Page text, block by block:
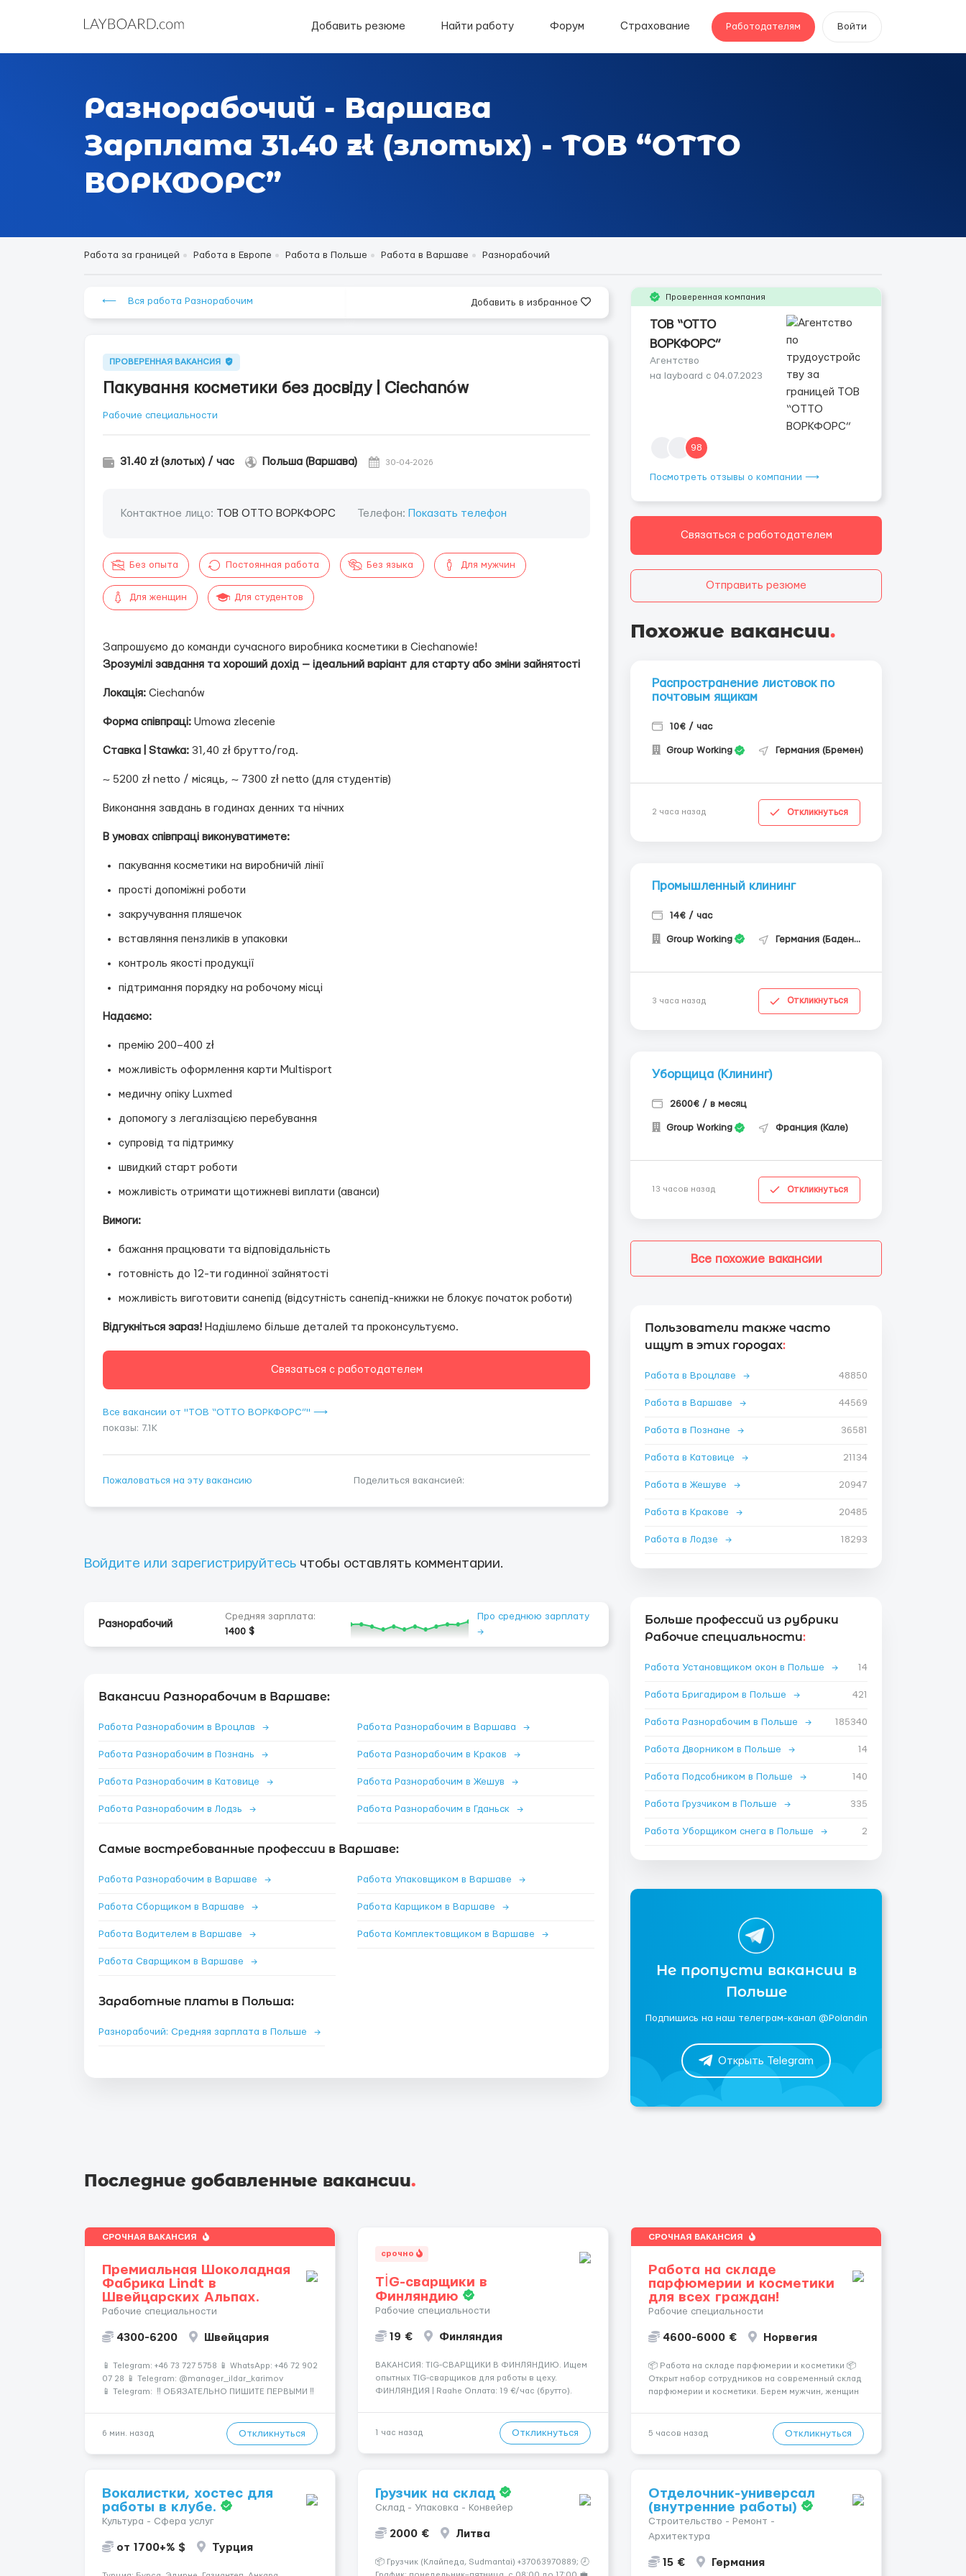
Добавить резюме Найти работу Форум Страхование Работодателям Войти
Разнорабочий - Варшава
Зарплата 31.40 zł (злотых) - ТОВ “ОТТО
ВОРКФОРС”
Работа за границей Работа в Европе Работа в Польше Работа в Варшаве Разнорабочий
⟵ Вся работа Разнорабочим Добавить в избранное
ПРОВЕРЕННАЯ ВАКАНСИЯ
Пакування косметики без досвіду | Ciechanów
Рабочие специальности
31.40 zł (злотых) / час Польша (Варшава) 30-04-2026
Контактное лицо: ТОВ ОТТО ВОРКФОРС Телефон: Показать телефон
Без опыта Постоянная работа Без языка Для мужчин
Для женщин Для студентов
Запрошуємо до команди сучасного виробника косметики в Ciechanowie!
Зрозумілі завдання та хороший дохід — ідеальний варіант для старту або зміни зайнятості
Локація: Ciechanów
Форма співпраці: Umowa zlecenie
Ставка | Stawka: 31,40 zł брутто/год.
~ 5200 zł netto / місяць, ~ 7300 zł netto (для студентів)
Виконання завдань в годинах денних та нічних
В умовах співпраці виконуватимете:
пакування косметики на виробничій лінії
прості допоміжні роботи
закручування пляшечок
вставляння пензликів в упаковки
контроль якості продукції
підтримання порядку на робочому місці
Надаємо:
премію 200–400 zł
можливість оформлення карти Multisport
медичну опіку Luxmed
допомогу з легалізацією перебування
супровід та підтримку
швидкий старт роботи
можливість отримати щотижневі виплати (аванси)
Вимоги:
бажання працювати та відповідальність
готовність до 12-ти годинної зайнятості
можливість виготовити санепід (відсутність санепід-книжки не блокує початок роботи)
Відгукніться зараз! Надішлемо більше деталей та проконсультуємо.
Связаться с работодателем
Все вакансии от "ТОВ “ОТТО ВОРКФОРС”" ⟶
показы: 7.1K
Пожаловаться на эту вакансию Поделиться вакансией:
Войдите или зарегистрируйтесь чтобы оставлять комментарии.
Разнорабочий
Средняя зарплата:
1400 $
Про среднюю зарплату
→
Вакансии Разнорабочим в Варшаве:
Работа Разнорабочим в Вроцлав → Работа Разнорабочим в Варшава →
Работа Разнорабочим в Познань → Работа Разнорабочим в Краков →
Работа Разнорабочим в Катовице → Работа Разнорабочим в Жешув →
Работа Разнорабочим в Лодзь → Работа Разнорабочим в Гданьск →
Самые востребованные профессии в Варшаве:
Работа Разнорабочим в Варшаве → Работа Упаковщиком в Варшаве →
Работа Сборщиком в Варшаве → Работа Карщиком в Варшаве →
Работа Водителем в Варшаве → Работа Комплектовщиком в Варшаве →
Работа Сварщиком в Варшаве →
Заработные платы в Польша:
Разнорабочий: Средняя зарплата в Польше →
Проверенная компания
ТОВ “ОТТО
ВОРКФОРС”
Агентство
на layboard с 04.07.2023
98
Посмотреть отзывы о компании ⟶
Связаться с работодателем
Отправить резюме
Похожие вакансии.
Распространение листовок по
почтовым ящикам
10€ / час
Group Working Германия (Бремен)
2 часа назад Откликнуться
Промышленный клининг
14€ / час
Group Working Германия (Баден-Вюртемберг)
3 часа назад Откликнуться
Уборщица (Клининг)
2600€ / в месяц
Group Working Франция (Кале)
13 часов назад Откликнуться
Все похожие вакансии
Пользователи также часто
ищут в этих городах:
Работа в Вроцлаве → 48850
Работа в Варшаве → 44569
Работа в Познане → 36581
Работа в Катовице → 21134
Работа в Жешуве → 20947
Работа в Кракове → 20485
Работа в Лодзе → 18293
Больше профессий из рубрики
Рабочие специальности:
Работа Установщиком окон в Польше → 14
Работа Бригадиром в Польше → 421
Работа Разнорабочим в Польше → 185340
Работа Дворником в Польше → 14
Работа Подсобником в Польше → 140
Работа Грузчиком в Польше → 335
Работа Уборщиком снега в Польше → 2
Не пропусти вакансии в
Польше
Подпишись на наш телеграм-канал @Polandin
Открыть Telegram
Последние добавленные вакансии.
СРОЧНАЯ ВАКАНСИЯ
Премиальная Шоколадная
Фабрика Lindt в
Швейцарских Альпах.
Рабочие специальности
4300-6200 Швейцария
📱 Telegram: +46 73 727 5758 📱 WhatsApp: +46 72 902
07 28 📱 Telegram: @manager_ildar_karimov
📱 Telegram: ‼️ ОБЯЗАТЕЛЬНО ПИШИТЕ ПЕРВЫМИ ‼️
Швейцария &mdash...
6 мин. назад Откликнуться
срочно
TİG-сварщики в
Финляндию
Рабочие специальности
19 € Финляндия
​​ВАКАНСИЯ: TIG-СВАРЩИКИ В ФИНЛЯНДИЮ. Ищем
опытных TIG-сварщиков для работы в цеху.
ФИНЛЯНДИЯ | Raahe Оплата: 19 €/час (брутто).
переработки. Дата начала: — Как можно скорее....
1 час назад Откликнуться
СРОЧНАЯ ВАКАНСИЯ
Работа на складе
парфюмерии и косметики
для всех граждан!
Рабочие специальности
4600-6000 € Норвегия
📦 Работа на складе парфюмерии и косметики 📦
Открыт набор сотрудников на современный склад
парфюмерии и косметики. Берем мужчин, женщин
после приезда. Работа не тяжелая. Нужно
5 часов назад Откликнуться
Вокалистки, хостес для
работы в клубе.
Культура - Сфера услуг
от 1700+% $ Турция
Грузчик на склад
Склад - Упаковка - Конвейер
2000 € Литва
📦 Грузчик (Клайпеда, Sudmantai) +37063970889; 🕗
Отделочник-универсал
(внутренние работы)
Строительство - Ремонт -
Архитектура
15 € Германия